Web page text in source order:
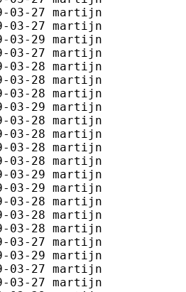
03-27 martijn
03-27 martijn
03-29 martijn
03-27 martijn
03-28 martijn
03-28 martijn
03-28 martijn
03-29 martijn
03-28 martijn
03-28 martijn
03-28 martijn
03-28 martijn
03-29 martijn
03-29 martijn
03-28 martijn
03-28 martijn
03-28 martijn
03-27 martijn
03-29 martijn
03-27 martijn
03-27 martijn